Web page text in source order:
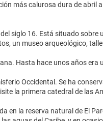
más calurosa dura de abril
siglo 16. Está situado
un museo arqueológico,
Hasta hace unos años
Occidental. Se ha
la primera catedral de las
en la reserva natural de El